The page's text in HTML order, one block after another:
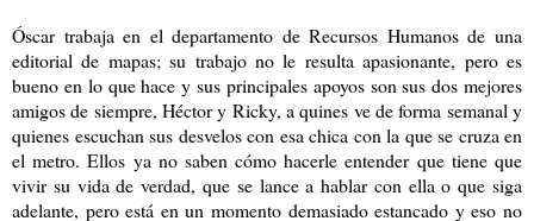
Óscar trabaja en el departamento de Recursos Humanos de una
editorial de mapas; su trabajo no le resulta apasionante, pero es
bueno en lo que hace y sus principales apoyos son sus dos mejores
amigos de siempre, Héctor y Ricky, a quines ve de forma semanal y
quienes escuchan sus desvelos con esa chica con la que se cruza en
el metro. Ellos ya no saben cómo hacerle entender que tiene que
vivir su vida de verdad, que se lance a hablar con ella o que siga
adelante, pero está en un momento demasiado estancado y eso no